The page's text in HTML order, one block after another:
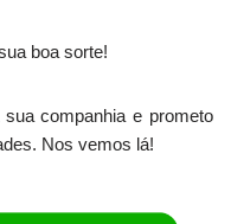
boa sorte!
companhia e prometo
Nos vemos lá!